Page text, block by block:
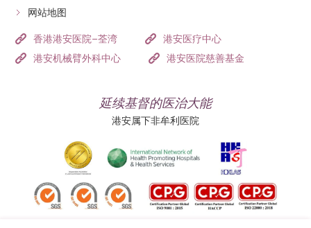
网站地图
香港港安医院–荃湾
港安医疗中心
港安机械臂外科中心
港安医院慈善基金
延续基督的医治大能
港安属下非牟利医院